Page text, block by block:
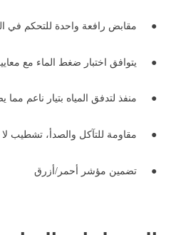
● مقابض رافعة واحدة للتحكم في
● يتوافق اختبار ضغط الماء مع
● منفذ لتدفق المياه بتيار ناعم
● مقاومة للتآكل والصدأ، تشطيب
● تضمين مؤشر أحمر/أزرق